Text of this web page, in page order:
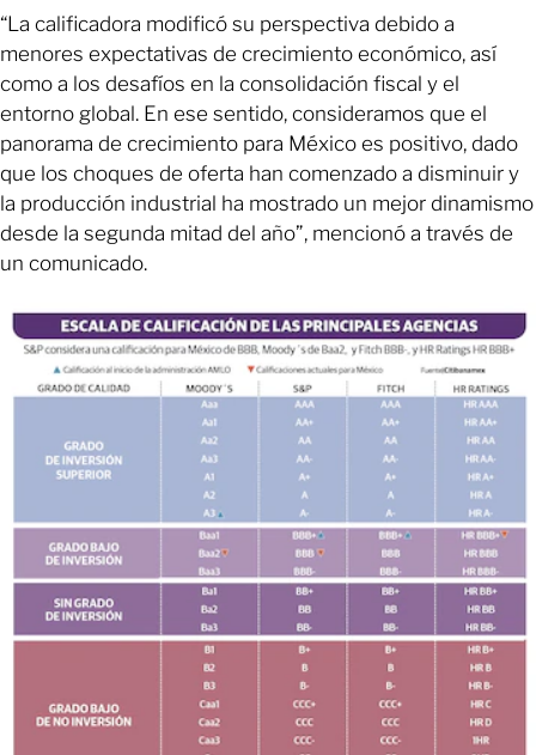
“La calificadora modificó su perspectiva debido a
menores expectativas de crecimiento económico, así
como a los desafíos en la consolidación fiscal y el
entorno global. En ese sentido, consideramos que el
panorama de crecimiento para México es positivo, dado
que los choques de oferta han comenzado a disminuir y
la producción industrial ha mostrado un mejor dinamismo
desde la segunda mitad del año”, mencionó a través de
un comunicado.